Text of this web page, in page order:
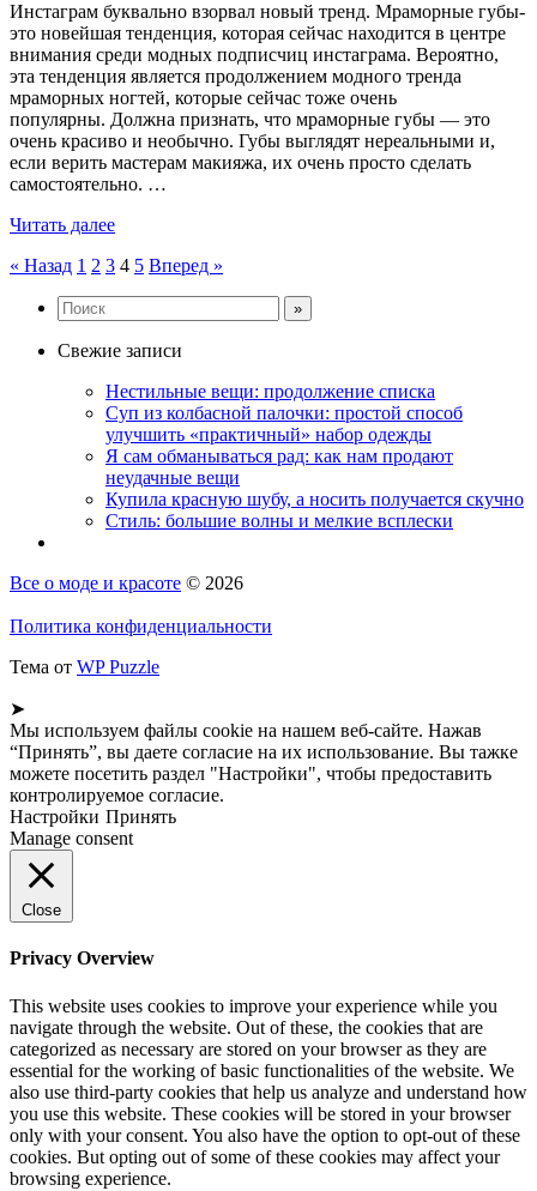
Инстаграм буквально взорвал новый тренд. Мраморные губы-
это новейшая тенденция, которая сейчас находится в центре
внимания среди модных подписчиц инстаграма. Вероятно,
эта тенденция является продолжением модного тренда
мраморных ногтей, которые сейчас тоже очень
популярны. Должна признать, что мраморные губы — это
очень красиво и необычно. Губы выглядят нереальными и,
если верить мастерам макияжа, их очень просто сделать
самостоятельно. …
Читать далее
Навигация
по
« Назад 1 2 3 4 5 Вперед »
Свежие записи
Нестильные вещи: продолжение списка
Суп из колбасной палочки: простой способ
улучшить «практичный» набор одежды
Я сам обманываться рад: как нам продают
неудачные вещи
Купила красную шубу, а носить получается скучно
Стиль: большие волны и мелкие всплески
Все о моде и красоте © 2026
Политика конфиденциальности
Тема от WP Puzzle
➤
Мы используем файлы cookie на нашем веб-сайте. Нажав
“Принять”, вы даете согласие на их использование. Вы тажке
можете посетить раздел "Настройки", чтобы предоставить
контролируемое согласие.
Настройки Принять
Manage consent
Close
Privacy Overview
This website uses cookies to improve your experience while you
navigate through the website. Out of these, the cookies that are
categorized as necessary are stored on your browser as they are
essential for the working of basic functionalities of the website. We
also use third-party cookies that help us analyze and understand how
you use this website. These cookies will be stored in your browser
only with your consent. You also have the option to opt-out of these
cookies. But opting out of some of these cookies may affect your
browsing experience.